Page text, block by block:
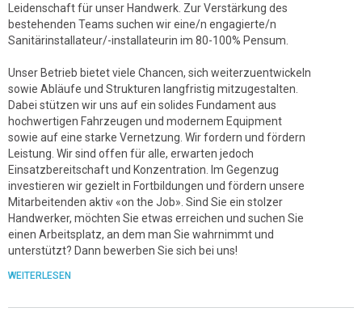
Leidenschaft für unser Handwerk. Zur Verstärkung des
bestehenden Teams suchen wir eine/n engagierte/n
Sanitärinstallateur/-installateurin im 80-100% Pensum.
Unser Betrieb bietet viele Chancen, sich weiterzuentwickeln
sowie Abläufe und Strukturen langfristig mitzugestalten.
Dabei stützen wir uns auf ein solides Fundament aus
hochwertigen Fahrzeugen und modernem Equipment
sowie auf eine starke Vernetzung. Wir fordern und fördern
Leistung. Wir sind offen für alle, erwarten jedoch
Einsatzbereitschaft und Konzentration. Im Gegenzug
investieren wir gezielt in Fortbildungen und fördern unsere
Mitarbeitenden aktiv «on the Job». Sind Sie ein stolzer
Handwerker, möchten Sie etwas erreichen und suchen Sie
einen Arbeitsplatz, an dem man Sie wahrnimmt und
unterstützt? Dann bewerben Sie sich bei uns!
WEITERLESEN